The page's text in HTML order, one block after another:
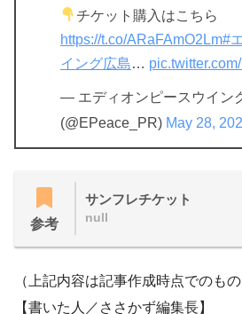
チケット購入はこちら
https://t.co/ARaFAmO2Lm#
イング広島…
— エディオンピースウイン
(@EPeace_PR) May 28,
参考
サンフレチケット
null
（上記内容は記事作成時点でのもの
【書いた人／ささかず編集長】